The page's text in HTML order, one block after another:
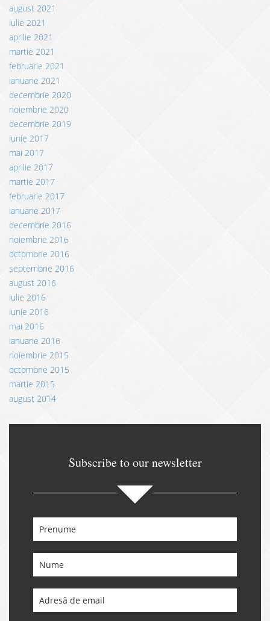
august 2021
iulie 2021
aprilie 2021
martie 2021
februarie 2021
ianuarie 2021
decembrie 2020
noiembrie 2020
decembrie 2019
iunie 2017
mai 2017
aprilie 2017
martie 2017
februarie 2017
ianuarie 2017
decembrie 2016
noiembrie 2016
octombrie 2016
septembrie 2016
august 2016
iulie 2016
iunie 2016
mai 2016
ianuarie 2016
noiembrie 2015
octombrie 2015
martie 2015
august 2014
Subscribe to our newsletter